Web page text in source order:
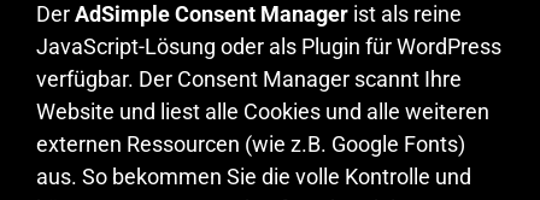
DerAdSimple Consent Manager ist als reine
JavaScript-Lösung oder als Plugin für WordPress
verfügbar. Der Consent Manager scannt Ihre
Website und liest alle Cookies und alle weiteren
externen Ressourcen (wie z.B. Google Fonts)
aus. So bekommen Sie die volle Kontrolle und